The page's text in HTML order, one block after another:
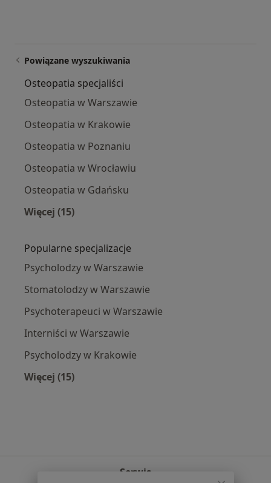
Powiązane wyszukiwania
Osteopatia specjaliści
Osteopatia w Warszawie
Osteopatia w Krakowie
Osteopatia w Poznaniu
Osteopatia w Wrocławiu
Osteopatia w Gdańsku
Więcej (15)
Popularne specjalizacje
Psycholodzy w Warszawie
Stomatolodzy w Warszawie
Psychoterapeuci w Warszawie
Interniści w Warszawie
Psycholodzy w Krakowie
Więcej (15)
Serwis